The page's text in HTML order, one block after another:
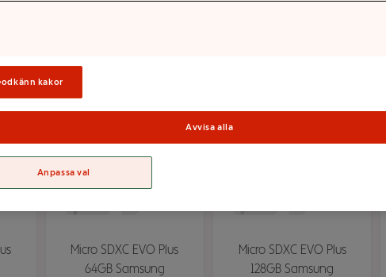
Micro SDXC EVO Plus
64GB Samsung
Micro SDXC EVO Plus
128GB Samsung
kakor
Avvisa alla
Anpassa val